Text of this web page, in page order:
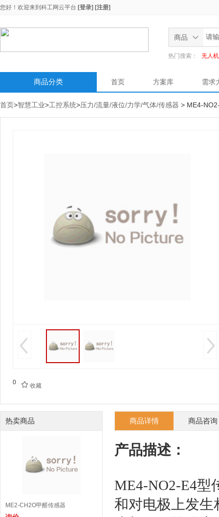
您好！欢迎来到 科工网云平台 [登录] [注册]
商品
热门搜索： 无人机
商品分类 首页 方案库 需求
首页>智慧工业>工控系统>压力/流量/液位/力学/气体/传感器 > ME4-
0  收藏
热卖商品
ME2-CH2O甲醛传感器
商品详情 商品咨询
产品描述：
ME4-NO2-E4型
和对电极上发生